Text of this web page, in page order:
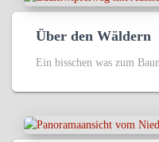
Über den Wäldern
Ein bisschen was zum